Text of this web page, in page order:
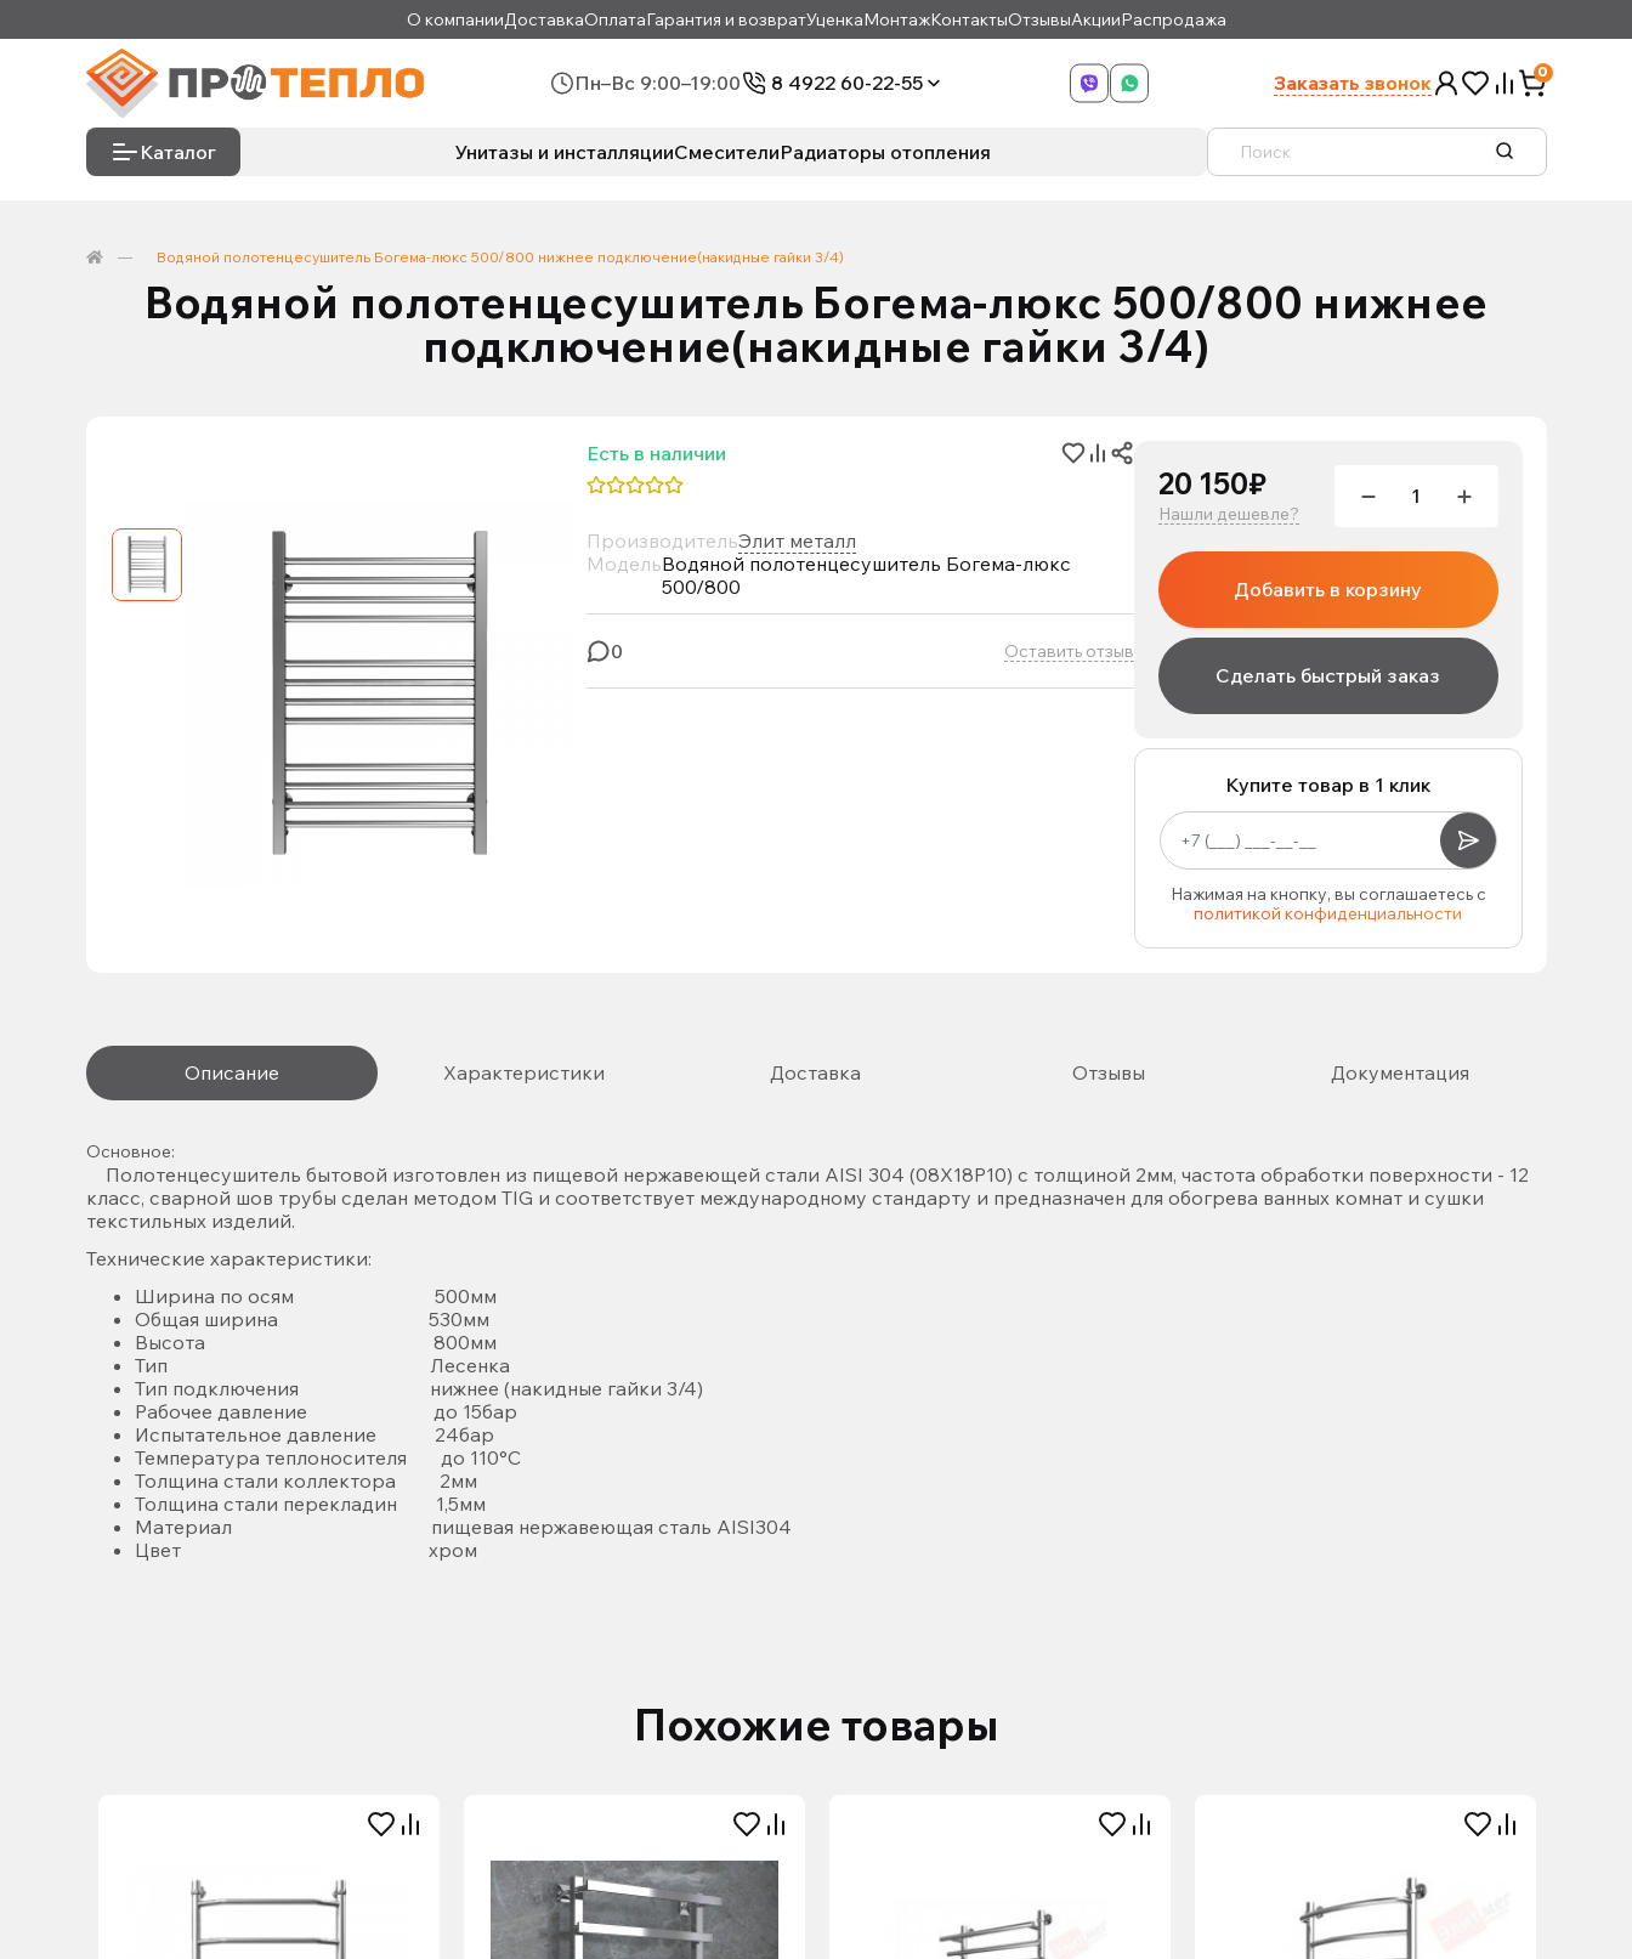
О компанииДоставкаОплатаГарантия и возвратУценкаМонтажКонтактыОтзывыАкцииРаспродажа
Пн–Вс 9:00–19:00 8 4922 60-22-55 Заказать звонок 0
Каталог Унитазы и инсталляцииСмесителиРадиаторы отопления
Водяной полотенцесушитель Богема-люкс 500/800 нижнее подключение(накидные гайки 3/4)
Водяной полотенцесушитель Богема-люкс 500/800 нижнее
подключение(накидные гайки 3/4)
Есть в наличии
ПроизводительЭлит металл
МодельВодяной полотенцесушитель Богема-люкс
500/800
0 Оставить отзыв
20 150₽
Нашли дешевле?
Добавить в корзину
Сделать быстрый заказ
Купите товар в 1 клик
Нажимая на кнопку, вы соглашаетесь с
политикой конфиденциальности
Описание Характеристики Доставка Отзывы Документация
Основное:
Полотенцесушитель бытовой изготовлен из пищевой нержавеющей стали AISI 304 (08X18P10) с толщиной 2мм, частота обработки поверхности - 12
класс, сварной шов трубы сделан методом TIG и соответствует международному стандарту и предназначен для обогрева ванных комнат и сушки
текстильных изделий.
Технические характеристики:
Ширина по осям 500мм
Общая ширина 530мм
Высота 800мм
Тип Лесенка
Тип подключения нижнее (накидные гайки 3/4)
Рабочее давление до 15бар
Испытательное давление 24бар
Температура теплоносителя до 110°С
Толщина стали коллектора 2мм
Толщина стали перекладин 1,5мм
Материал пищевая нержавеющая сталь AISI304
Цвет хром
Похожие товары